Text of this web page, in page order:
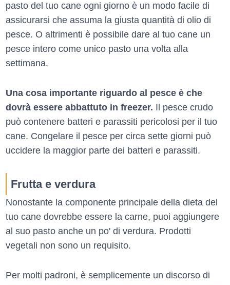
pasto del tuo cane ogni giorno è un modo facile di
assicurarsi che assuma la giusta quantità di olio di
pesce. O altrimenti è possibile dare al tuo cane un
pesce intero come unico pasto una volta alla
settimana.
Una cosa importante riguardo al pesce è che
dovrà essere abbattuto in freezer. Il pesce crudo
può contenere batteri e parassiti pericolosi per il tuo
cane. Congelare il pesce per circa sette giorni può
uccidere la maggior parte dei batteri e parassiti.
Frutta e verdura
Nonostante la componente principale della dieta del
tuo cane dovrebbe essere la carne, puoi aggiungere
al suo pasto anche un po' di verdura. Prodotti
vegetali non sono un requisito.
Per molti padroni, è semplicemente un discorso di